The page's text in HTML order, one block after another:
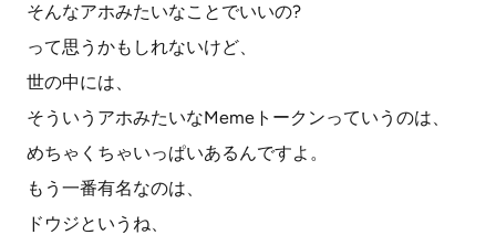
そんなアホみたいなことでいいの?
って思うかもしれないけど、
世の中には、
そういうアホみたいなMemeトークンっていうのは、
めちゃくちゃいっぱいあるんですよ。
もう一番有名なのは、
ドウジというね、